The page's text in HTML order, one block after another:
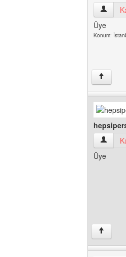
Üye
Konum:
↑
Üye
↑